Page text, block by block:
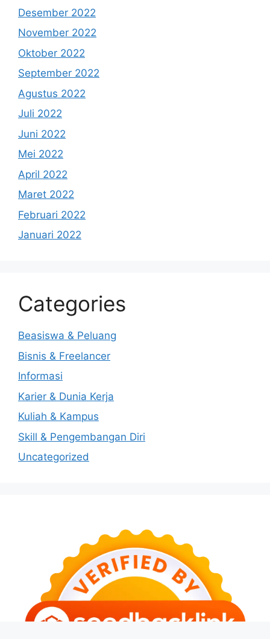
Desember 2022
November 2022
Oktober 2022
September 2022
Agustus 2022
Juli 2022
Juni 2022
Mei 2022
April 2022
Maret 2022
Februari 2022
Januari 2022
Categories
Beasiswa & Peluang
Bisnis & Freelancer
Informasi
Karier & Dunia Kerja
Kuliah & Kampus
Skill & Pengembangan Diri
Uncategorized